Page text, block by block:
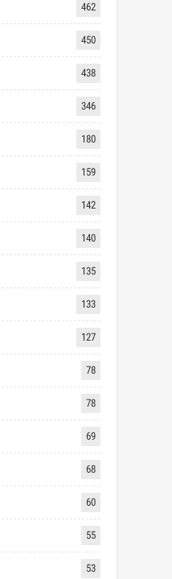
462
450
438
346
180
159
142
140
135
133
127
78
78
69
68
60
55
53